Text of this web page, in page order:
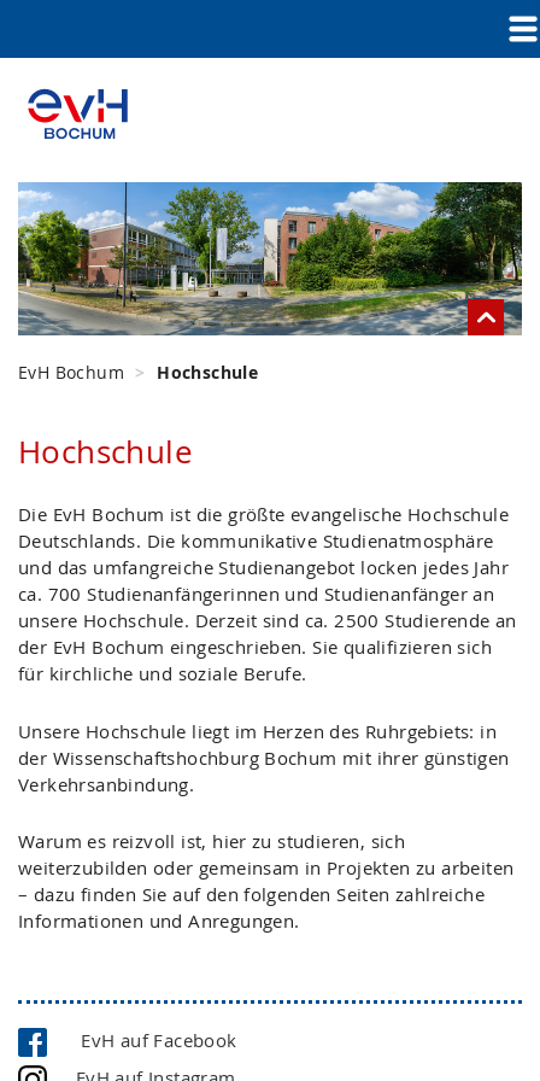
EvH Bochum Hochschule
Hochschule
Die EvH Bochum ist die größte evangelische Hochschule
Deutschlands. Die kommunikative Studienatmosphäre
und das umfangreiche Studienangebot locken jedes Jahr
ca. 700 Studienanfängerinnen und Studienanfänger an
unsere Hochschule. Derzeit sind ca. 2500 Studierende an
der EvH Bochum eingeschrieben. Sie qualifizieren sich
für kirchliche und soziale Berufe.
Unsere Hochschule liegt im Herzen des Ruhrgebiets: in
der Wissenschaftshochburg Bochum mit ihrer günstigen
Verkehrsanbindung.
Warum es reizvoll ist, hier zu studieren, sich
weiterzubilden oder gemeinsam in Projekten zu arbeiten
– dazu finden Sie auf den folgenden Seiten zahlreiche
Informationen und Anregungen.
EvH auf Facebook